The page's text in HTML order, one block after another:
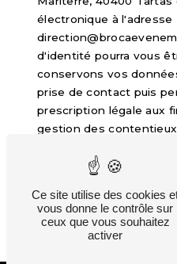
électronique à l'adresse
d'identité pourra vous
conservons vos
prise de contact puis
prescription légale aux
gestion des
vous inscrire sur la liste
démarchage
pour plus
Ce site utilise des cookies
vous donne le contrôle sur
ceux que vous souhaitez
activer